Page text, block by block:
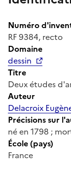
Numéro
RF 9384, recto
Domaine
dessin
Titre
Deux études
Auteur
Delacroix
Précisions sur
né en 1798 ;
École (pays)
France